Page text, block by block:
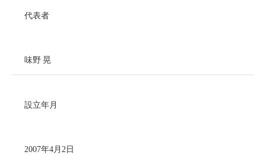
代表者
味野 晃
設立年月
2007年4月2日